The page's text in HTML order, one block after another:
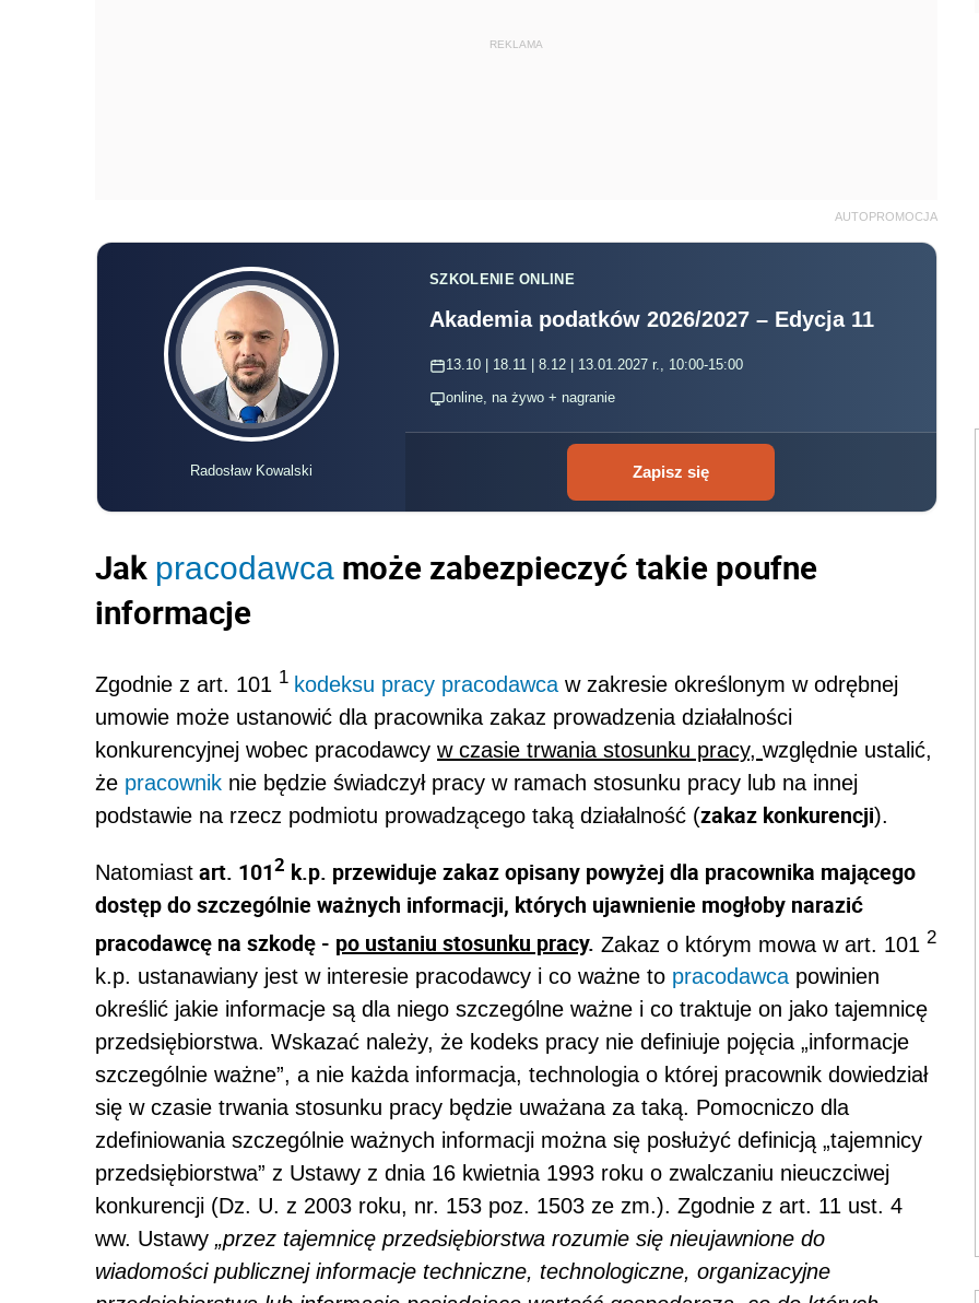
REKLAMA
AUTOPROMOCJA
Radosław Kowalski
SZKOLENIE ONLINE
Akademia podatków 2026/2027 – Edycja 11
13.10 | 18.11 | 8.12 | 13.01.2027 r., 10:00-15:00
online, na żywo + nagranie
Zapisz się
Jak pracodawca może zabezpieczyć takie poufne
informacje
Zgodnie z art. 101 1 kodeksu pracy pracodawca w zakresie określonym w odrębnej
umowie może ustanowić dla pracownika zakaz prowadzenia działalności
konkurencyjnej wobec pracodawcy w czasie trwania stosunku pracy, względnie ustalić,
że pracownik nie będzie świadczył pracy w ramach stosunku pracy lub na innej
podstawie na rzecz podmiotu prowadzącego taką działalność (zakaz konkurencji).
Natomiast art. 1012 k.p. przewiduje zakaz opisany powyżej dla pracownika mającego
dostęp do szczególnie ważnych informacji, których ujawnienie mogłoby narazić
pracodawcę na szkodę - po ustaniu stosunku pracy. Zakaz o którym mowa w art. 101 2
k.p. ustanawiany jest w interesie pracodawcy i co ważne to pracodawca powinien
określić jakie informacje są dla niego szczególne ważne i co traktuje on jako tajemnicę
przedsiębiorstwa. Wskazać należy, że kodeks pracy nie definiuje pojęcia „informacje
szczególnie ważne”, a nie każda informacja, technologia o której pracownik dowiedział
się w czasie trwania stosunku pracy będzie uważana za taką. Pomocniczo dla
zdefiniowania szczególnie ważnych informacji można się posłużyć definicją „tajemnicy
przedsiębiorstwa” z Ustawy z dnia 16 kwietnia 1993 roku o zwalczaniu nieuczciwej
konkurencji (Dz. U. z 2003 roku, nr. 153 poz. 1503 ze zm.). Zgodnie z art. 11 ust. 4
ww. Ustawy „przez tajemnicę przedsiębiorstwa rozumie się nieujawnione do
wiadomości publicznej informacje techniczne, technologiczne, organizacyjne